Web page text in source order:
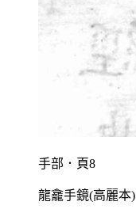
手部．頁8
龍龕手鏡(高麗本)